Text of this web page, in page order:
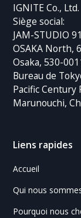
IGNITE Co., Ltd.
Siège social:
JAM-STUDIO
OSAKA North,
Osaka, 530-
Bureau de
Pacific Century
Marunouchi,
Liens rapides
Accueil
Qui nous
Pourquoi nous